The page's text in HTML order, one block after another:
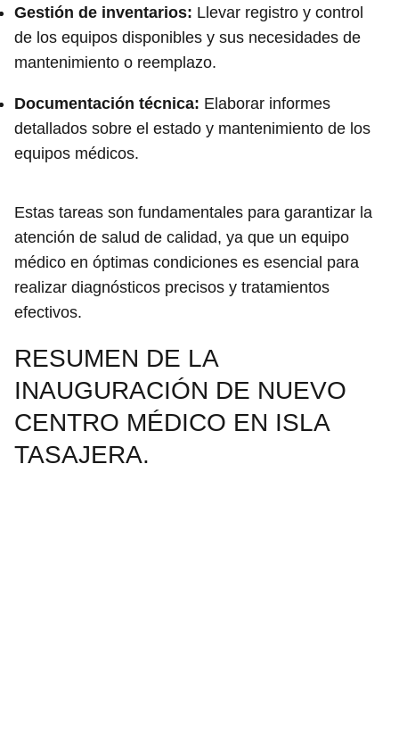
Gestión de inventarios: Llevar registro y control
de los equipos disponibles y sus necesidades de
mantenimiento o reemplazo.
Documentación técnica: Elaborar informes
detallados sobre el estado y mantenimiento de los
equipos médicos.
Estas tareas son fundamentales para garantizar la
atención de salud de calidad, ya que un equipo
médico en óptimas condiciones es esencial para
realizar diagnósticos precisos y tratamientos
efectivos.
RESUMEN DE LA
INAUGURACIÓN DE NUEVO
CENTRO MÉDICO EN ISLA
TASAJERA.